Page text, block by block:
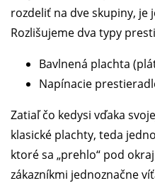
rozdeliť na dve skupiny, je
Rozlišujeme dva typy
Bavlnená plachta
Napínacie
Zatiaľ čo kedysi vďaka
klasické plachty, teda
ktoré sa „prehlo“ pod
zákazníkmi jednoznačne